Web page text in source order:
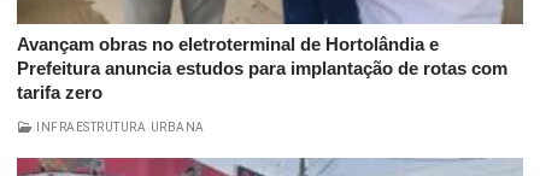
Avançam obras no eletroterminal de Hortolândia e
Prefeitura anuncia estudos para implantação de rotas com
tarifa zero
INFRAESTRUTURA URBANA